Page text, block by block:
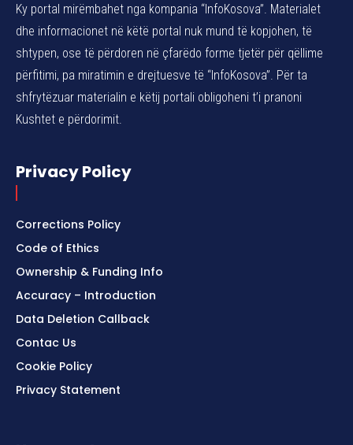
Ky portal mirëmbahet nga kompania “InfoKosova”. Materialet
dhe informacionet në këtë portal nuk mund të kopjohen, të
shtypen, ose të përdoren në çfarëdo forme tjetër për qëllime
përfitimi, pa miratimin e drejtuesve të “InfoKosova”. Për ta
shfrytëzuar materialin e këtij portali obligoheni t’i pranoni
Kushtet e përdorimit.
Privacy Policy
Corrections Policy
Code of Ethics
Ownership & Funding Info
Accuracy – Introduction
Data Deletion Callback
Contac Us
Cookie Policy
Privacy Statement